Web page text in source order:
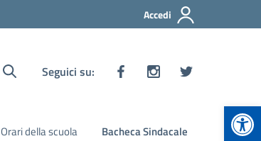
Accedi
Seguici su:
Orari della scuola Bacheca Sindacale